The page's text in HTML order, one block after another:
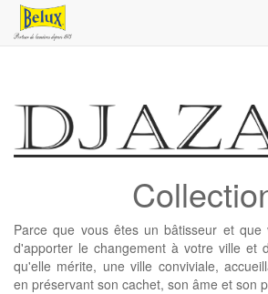
Parce que vous êtes un bâtisseur et que
d'apporter le changement à votre ville
qu'elle mérite, une ville conviviale,
en préservant son cachet, son âme et son